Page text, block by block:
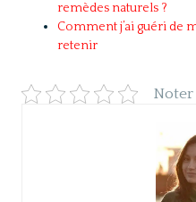
remèdes naturels ?
Comment j’ai guéri de
retenir